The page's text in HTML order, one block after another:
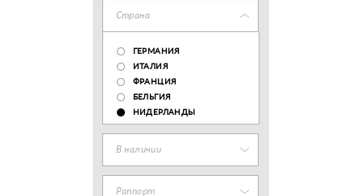
Страна
ГЕРМАНИЯ
ИТАЛИЯ
ФРАНЦИЯ
БЕЛЬГИЯ
НИДЕРЛАНДЫ
В наличии
Раппорт